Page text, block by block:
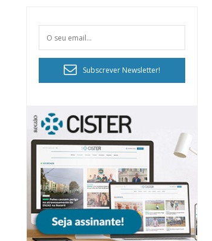
Subscrever Newsletter!